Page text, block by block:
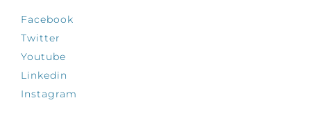
Facebook
Twitter
Youtube
Linkedin
Instagram